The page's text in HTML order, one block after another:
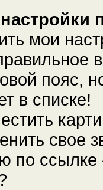
мои
пояс,
в списке!
свое
по ссылке